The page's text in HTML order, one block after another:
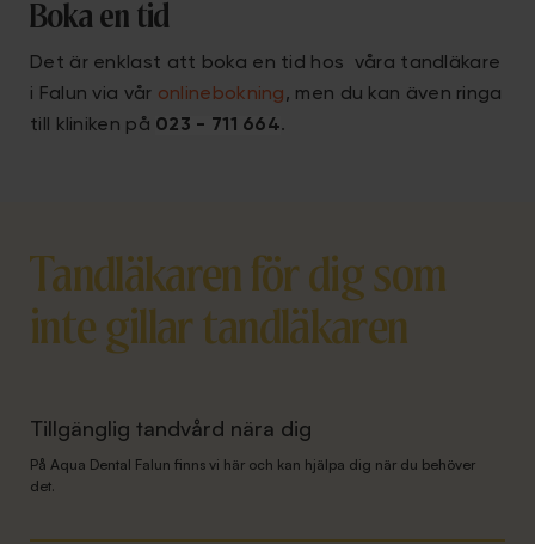
Boka en tid
Det är enklast att boka en tid hos våra tandläkare
i Falun via vår onlinebokning, men du kan även ringa
till kliniken på 023 - 711 664.
Tandläkaren för dig som
inte gillar tandläkaren
Tillgänglig tandvård nära dig
På Aqua Dental Falun finns vi här och kan hjälpa dig när du behöver
det.